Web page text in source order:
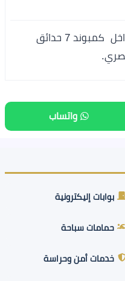
تبدأ أسعار الوحدات السكنية داخل كمبوند 7 حدائق
واتساب
بوابات إليكترونية
حمامات سباحة
خدمات أمن وحراسة